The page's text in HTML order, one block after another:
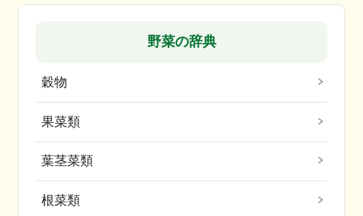
野菜の辞典
穀物
果菜類
葉茎菜類
根菜類